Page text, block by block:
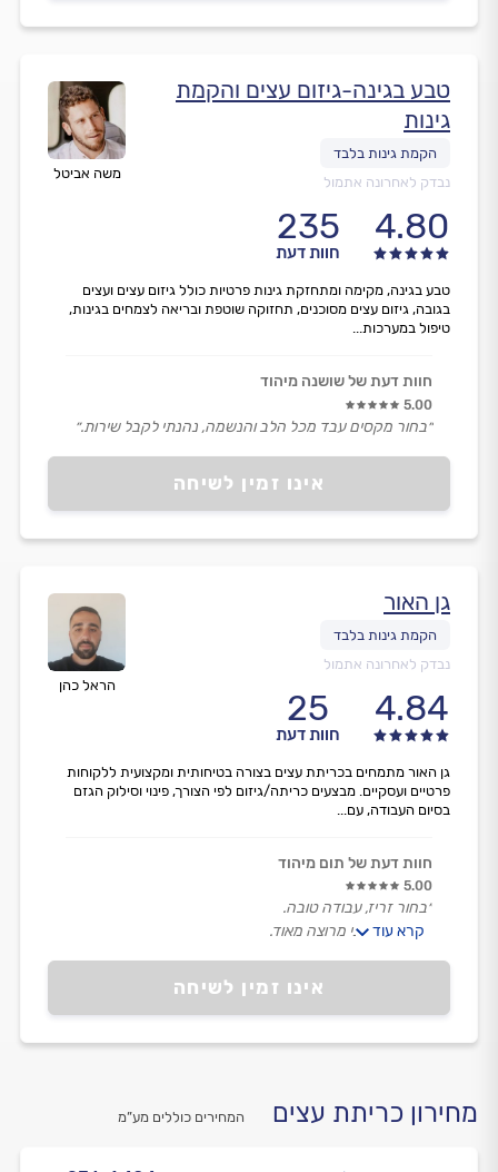
משה אביטל
טבע בגינה-גיזום עצים והקמת
גינות
נבדק לאחרונה אתמול
4.80
235
חוות דעת
אינו זמין לשיחה
טבע בגינה, מקימה ומתחזקת גינות פרטיות כולל גיזום עצים ועצים
בגובה, גיזום עצים מסוכנים, תחזוקה שוטפת ובריאה לצמחים בגינות,
טיפול במערכות...
חוות דעת של שושנה מיהוד
5.00
״בחור מקסים עבד מכל הלב והנשמה, נהנתי לקבל שירות.״
הראל כהן
גן האור
נבדק לאחרונה אתמול
4.84
25
חוות דעת
אינו זמין לשיחה
גן האור מתמחים בכריתת עצים בצורה בטיחותית ומקצועית ללקוחות
פרטיים ועסקיים. מבצעים כריתה/גיזום לפי הצורך, פינוי וסילוק הגזם
בסיום העבודה, עם...
חוות דעת של תום מיהוד
5.00
״בחור זריז, עבודה טובה.
מחיר טוב, אני מרוצה מאוד.
קרא עוד
מחירון כריתת עצים המחירים כוללים מע”מ